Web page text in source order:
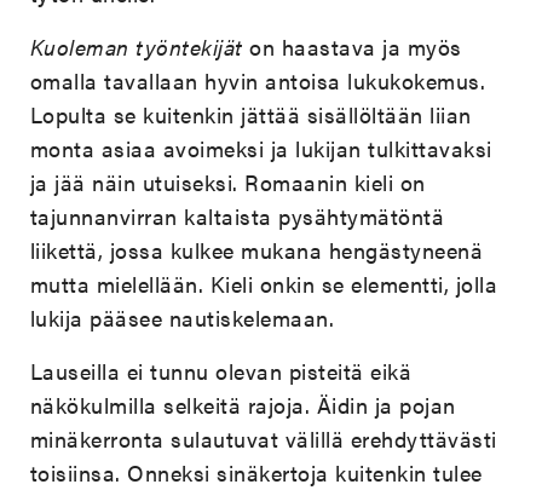
Kuoleman työntekijät on haastava ja myös
omalla tavallaan hyvin antoisa lukukokemus.
Lopulta se kuitenkin jättää sisällöltään liian
monta asiaa avoimeksi ja lukijan tulkittavaksi
ja jää näin utuiseksi. Romaanin kieli on
tajunnanvirran kaltaista pysähtymätöntä
liikettä, jossa kulkee mukana hengästyneenä
mutta mielellään. Kieli onkin se elementti, jolla
lukija pääsee nautiskelemaan.
Lauseilla ei tunnu olevan pisteitä eikä
näkökulmilla selkeitä rajoja. Äidin ja pojan
minäkerronta sulautuvat välillä erehdyttävästi
toisiinsa. Onneksi sinäkertoja kuitenkin tulee